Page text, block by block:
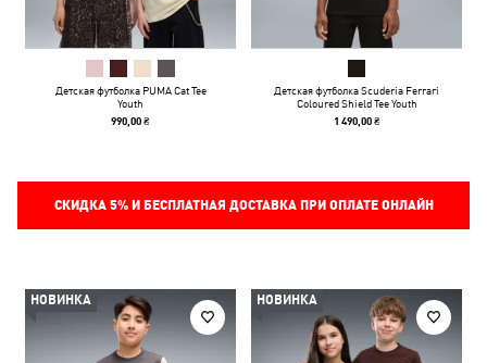
Детская футболка PUMA Cat Tee
Youth
990,00 ₴
Детская футболка Scuderia Ferrari
Coloured Shield Tee Youth
1 490,00 ₴
СКИДКА 5%И БЕСПЛАТНАЯ ДОСТАВКА ПРИ ОПЛАТЕ ОНЛАЙН
НОВИНКА НОВИНКА